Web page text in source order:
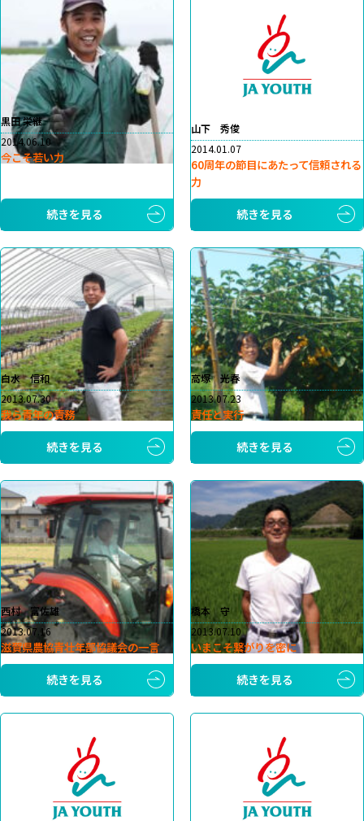
黒田 栄継
2014.06.10
今こそ若い力
続きを見る
山下 秀俊
2014.01.07
60周年の節目にあたって信頼される
力
続きを見る
白水 信和
2013.07.30
我ら青年の責務
続きを見る
高塚 光春
2013.07.23
責任と実行
続きを見る
西村 富佐雄
2013.07.16
滋賀県農協青壮年部協議会の一言
続きを見る
橋本 守
2013.07.10
いまこそ繋がりを密に
続きを見る